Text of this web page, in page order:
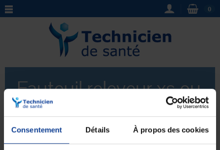
Consentement Détails À propos des cookies
0
Fauteuil releveur xs ou
compact
- Découvrez notre